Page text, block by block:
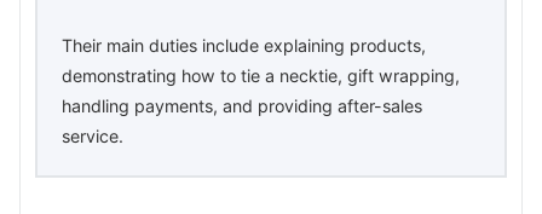
Their main duties include explaining products,
demonstrating how to tie a necktie, gift wrapping,
handling payments, and providing after-sales
service.